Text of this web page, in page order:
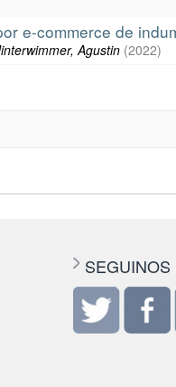
e-commerce de
Agustin (2022)
SEGUINOS